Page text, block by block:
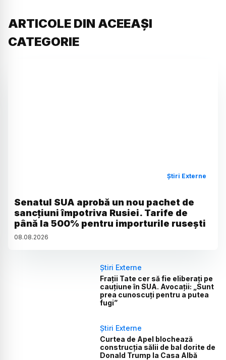
ARTICOLE DIN ACEEAȘI
CATEGORIE
Știri Externe
Senatul SUA aprobă un nou pachet de
sancțiuni împotriva Rusiei. Tarife de
până la 500% pentru importurile rusești
08.08.2026
Știri Externe
Frații Tate cer să fie eliberați pe
cauțiune în SUA. Avocații: „Sunt
prea cunoscuți pentru a putea
fugi”
Știri Externe
Curtea de Apel blochează
construcția sălii de bal dorite de
Donald Trump la Casa Albă